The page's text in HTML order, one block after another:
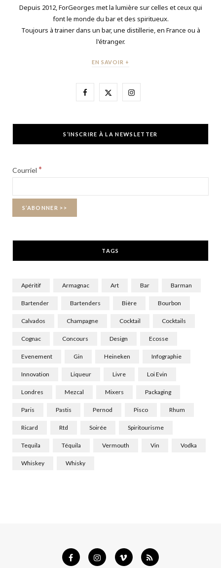
Depuis 2012, ForGeorges met la lumière sur celles et ceux qui
font le monde du bar et des spiritueux.
Toujours à trainer dans un bar, une distillerie, en France ou à
l'étranger.
EN SAVOIR +
F
e
X
w
I
t
S’INSCRIRE À LA NEWSLETTER
Courriel *
TAGS
Apéritif Armagnac Art Bar Barman
Bartender Bartenders Bière Bourbon
Calvados Champagne Cocktail Cocktails
Cognac Concours Design Ecosse
Evenement Gin Heineken Infographie
Innovation Liqueur Livre Loi Evin
Londres Mezcal Mixers Packaging
Paris Pastis Pernod Pisco Rhum
Ricard Rtd Soirée Spiritourisme
Tequila Téquila Vermouth Vin Vodka
Whiskey Whisky